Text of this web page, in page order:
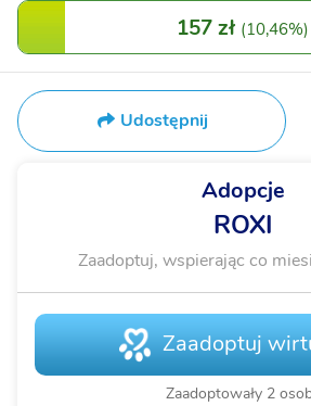
157 zł (10,46%)
Udostępnij
Adopcje
ROXI
Zaadoptuj, wspierając co
Zaadoptuj
Zaadoptowały 2